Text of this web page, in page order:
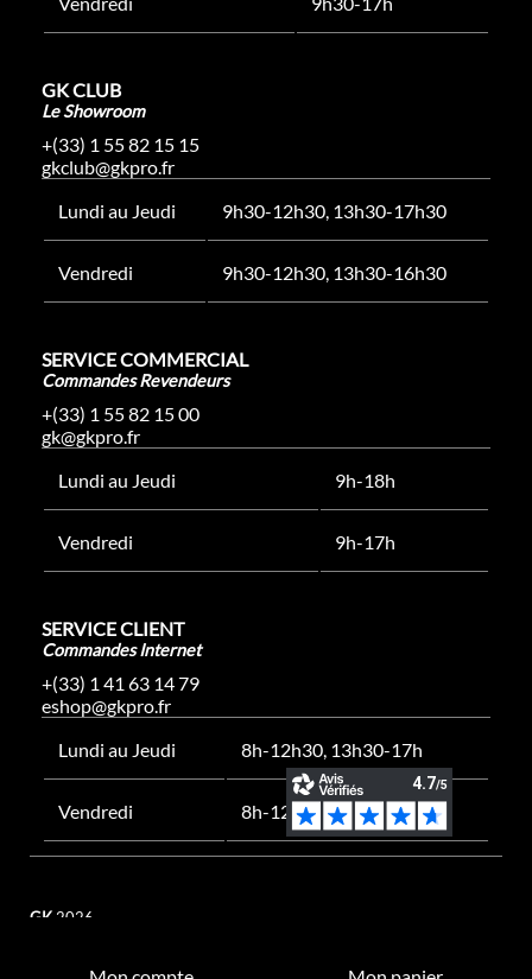
GK CLUB
Le Showroom
+(33) 1 55 82 15 15
gkclub@gkpro.fr
Lundi au Jeudi
9h30-12h30, 13h30-17h30
Vendredi 9h30-12h30, 13h30-16h30
SERVICE COMMERCIAL
Commandes Revendeurs
+(33) 1 55 82 15 00
gk@gkpro.fr
Lundi au Jeudi
9h-18h
Vendredi 9h-17h
SERVICE CLIENT
Commandes Internet
+(33) 1 41 63 14 79
eshop@gkpro.fr
Lundi au Jeudi
8h-12h30, 13h30-17h
Vendredi 8h-12h30, 13h30-16h
GK 2026